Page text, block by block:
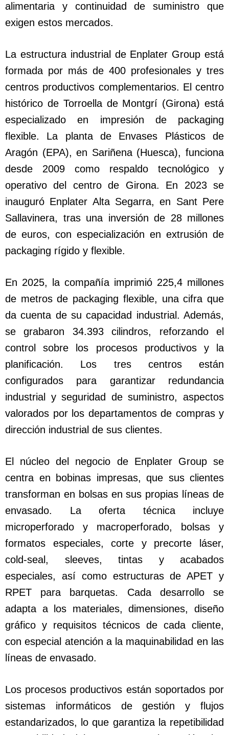
alimentaria y continuidad de suministro que
exigen estos mercados.
La estructura industrial de Enplater Group está
formada por más de 400 profesionales y tres
centros productivos complementarios. El centro
histórico de Torroella de Montgrí (Girona) está
especializado en impresión de packaging
flexible. La planta de Envases Plásticos de
Aragón (EPA), en Sariñena (Huesca), funciona
desde 2009 como respaldo tecnológico y
operativo del centro de Girona. En 2023 se
inauguró Enplater Alta Segarra, en Sant Pere
Sallavinera, tras una inversión de 28 millones
de euros, con especialización en extrusión de
packaging rígido y flexible.
En 2025, la compañía imprimió 225,4 millones
de metros de packaging flexible, una cifra que
da cuenta de su capacidad industrial. Además,
se grabaron 34.393 cilindros, reforzando el
control sobre los procesos productivos y la
planificación. Los tres centros están
configurados para garantizar redundancia
industrial y seguridad de suministro, aspectos
valorados por los departamentos de compras y
dirección industrial de sus clientes.
El núcleo del negocio de Enplater Group se
centra en bobinas impresas, que sus clientes
transforman en bolsas en sus propias líneas de
envasado. La oferta técnica incluye
microperforado y macroperforado, bolsas y
formatos especiales, corte y precorte láser,
cold-seal, sleeves, tintas y acabados
especiales, así como estructuras de APET y
RPET para barquetas. Cada desarrollo se
adapta a los materiales, dimensiones, diseño
gráfico y requisitos técnicos de cada cliente,
con especial atención a la maquinabilidad en las
líneas de envasado.
Los procesos productivos están soportados por
sistemas informáticos de gestión y flujos
estandarizados, lo que garantiza la repetibilidad